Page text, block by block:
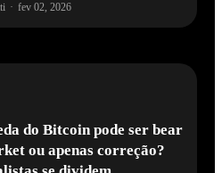
· fev 02, 2026
do Bitcoin pode ser bear
ou apenas correção?